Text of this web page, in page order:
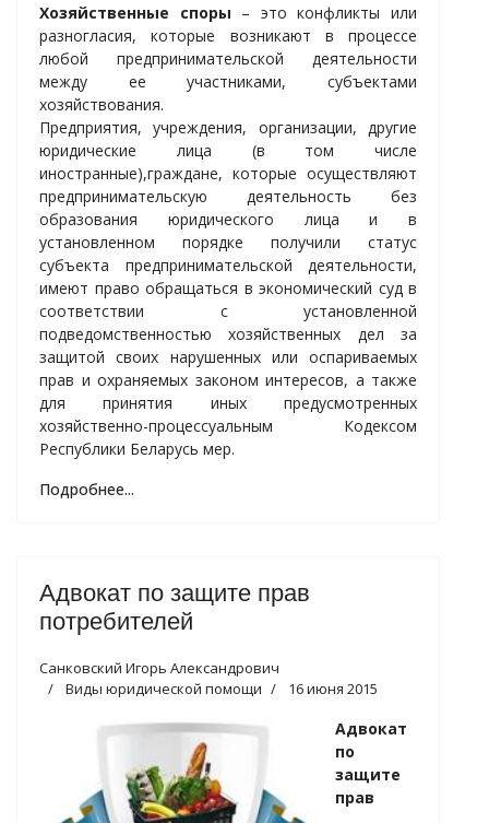
Хозяйственные споры – это конфликты или
разногласия, которые возникают в процессе
любой предпринимательской деятельности
между ее участниками, субъектами
хозяйствования.
Предприятия, учреждения, организации, другие
юридические лица (в том числе
иностранные),граждане, которые осуществляют
предпринимательскую деятельность без
образования юридического лица и в
установленном порядке получили статус
субъекта предпринимательской деятельности,
имеют право обращаться в экономический суд в
соответствии с установленной
подведомственностью хозяйственных дел за
защитой своих нарушенных или оспариваемых
прав и охраняемых законом интересов, а также
для принятия иных предусмотренных
хозяйственно-процессуальным Кодексом
Республики Беларусь мер.
Подробнее...
Адвокат по защите прав
потребителей
Санковский Игорь Александрович
Виды юридической помощи
16 июня 2015
Адвокат
по
защите
прав